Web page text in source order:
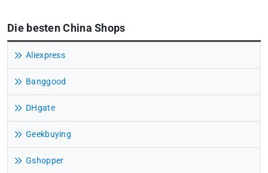
Die besten China Shops
Aliexpress
Banggood
DHgate
Geekbuying
Gshopper